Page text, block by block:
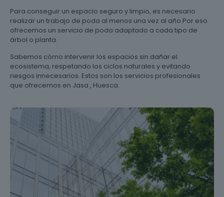
Para conseguir un espacio seguro y limpio, es necesario
realizar un trabajo de poda al menos una vez al año.Por eso
ofrecemos un servicio de poda adaptado a cada tipo de
árbol o planta.
Sabemos cómo intervenir los espacios sin dañar el
ecosistema, respetando los ciclos naturales y evitando
riesgos innecesarios. Estos son los servicios profesionales
que ofrecemos en Jasa , Huesca.